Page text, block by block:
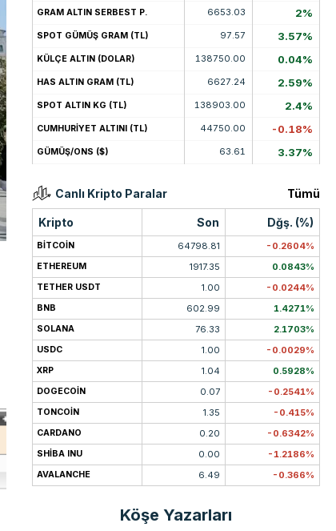
GRAM ALTIN SERBEST P. 6653.03 2%
SPOT GÜMÜŞ GRAM (TL) 97.57 3.57%
KÜLÇE ALTIN (DOLAR) 138750.00 0.04%
HAS ALTIN GRAM (TL) 6627.24 2.59%
SPOT ALTIN KG (TL) 138903.00 2.4%
CUMHURİYET ALTINI (TL) 44750.00 -0.18%
GÜMÜŞ/ONS ($) 63.61 3.37%
Canlı Kripto Paralar Tümü
Kripto Son Dğş. (%)
BITCOIN 64798.81 -0.2604%
ETHEREUM 1917.35 0.0843%
TETHER USDT 1.00 -0.0244%
BNB 602.99 1.4271%
SOLANA 76.33 2.1703%
USDC 1.00 -0.0029%
XRP 1.04 0.5928%
DOGECOIN 0.07 -0.2541%
TONCOIN 1.35 -0.415%
CARDANO 0.20 -0.6342%
SHIBA INU 0.00 -1.2186%
AVALANCHE 6.49 -0.366%
Köşe Yazarları